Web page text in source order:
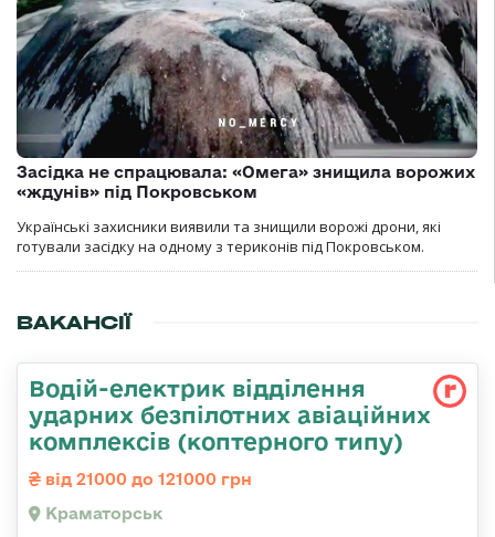
Засідка не спрацювала: «Омега» знищила ворожих
«ждунів» під Покровськом
Українські захисники виявили та знищили ворожі дрони, які
готували засідку на одному з териконів під Покровськом.
ВАКАНСІЇ
Водій-електрик відділення
ударних безпілотних авіаційних
комплексів (коптерного типу)
від 21000 до 121000 грн
Краматорськ